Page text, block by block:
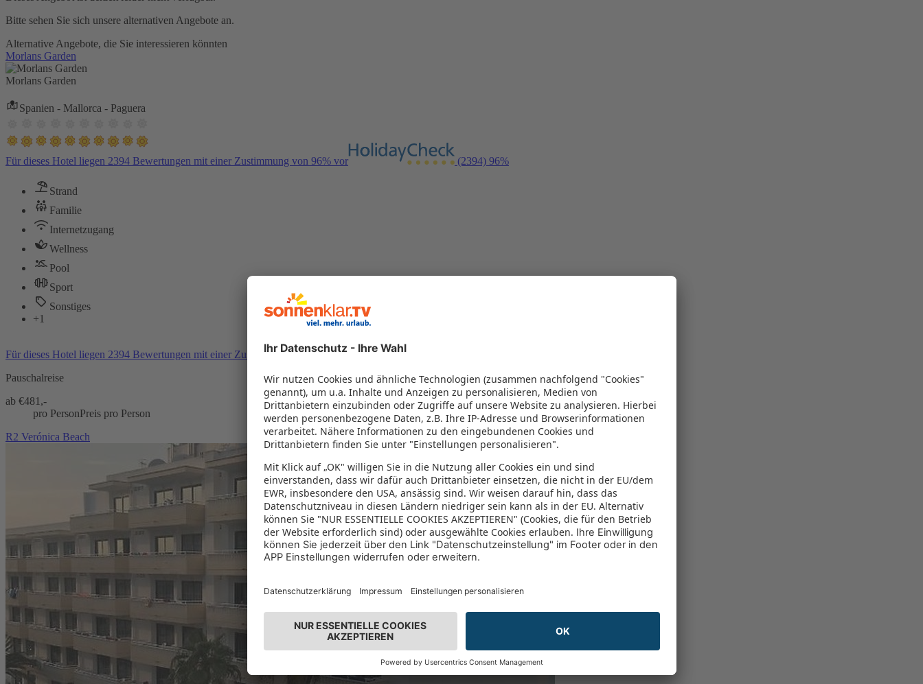
Bitte sehen Sie sich unsere alternativen Angebote an.
Alternative Angebote, die Sie interessieren könnten
Morlans Garden
Morlans Garden
Spanien - Mallorca - Paguera
Für dieses Hotel liegen 2394 Bewertungen mit einer Zustimmung von 96% vor (2394) 96%
Strand
Familie
Internetzugang
Wellness
Pool
Sport
Sonstiges
+1
Für dieses Hotel liegen 2394 Bewertungen mit einer Zustimmung von 96% vor
Pauschalreise
ab €481,-
pro PersonPreis pro Person
R2 Verónica Beach